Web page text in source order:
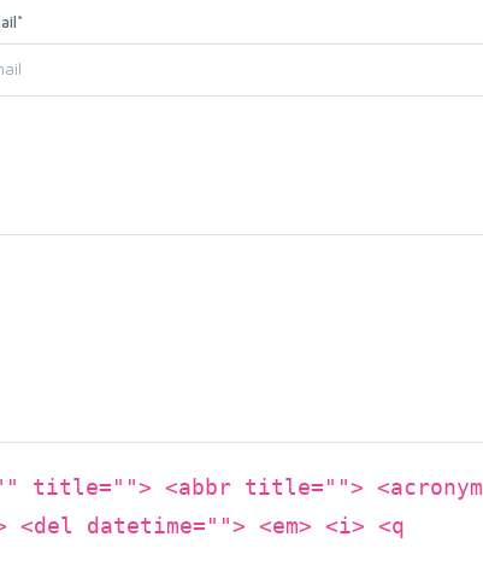
*
title=""> <abbr title=""> <acronym
datetime=""> <em> <i> <q